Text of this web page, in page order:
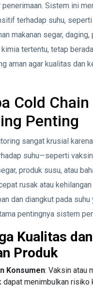
Sistem ini
terhadap suhu,
makanan segar, daging,
kimia tertentu, tetap
aman agar kualitas dan
Cold Chain
Penting
sangat krusial
suhu—seperti
produk susu, atau
rusak atau
dan diangkut pada suhu
pentingnya sistem
Kualitas dan
Produk
Konsumen: Vaksin atau
dapat menimbulkan risiko